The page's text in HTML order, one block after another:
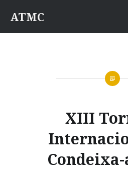
para
conteúdo
ATMC
XIII